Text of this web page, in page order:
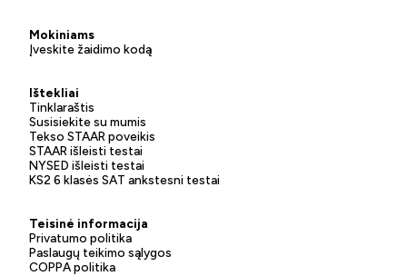
Mokiniams
Įveskite žaidimo kodą
Ištekliai
Tinklaraštis
Susisiekite su mumis
Tekso STAAR poveikis
STAAR išleisti testai
NYSED išleisti testai
KS2 6 klasės SAT ankstesni testai
Teisinė informacija
Privatumo politika
Paslaugų teikimo sąlygos
COPPA politika